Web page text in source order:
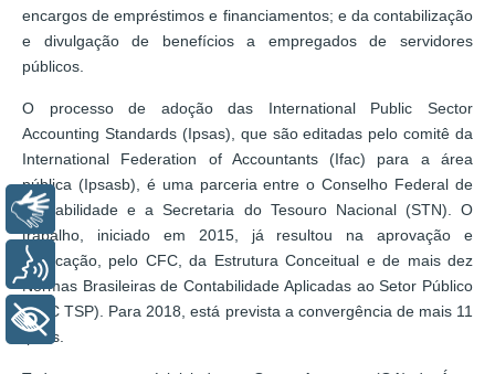
encargos de empréstimos e financiamentos; e da contabilização
e divulgação de benefícios a empregados de servidores
públicos.
O processo de adoção das International Public Sector
Accounting Standards (Ipsas), que são editadas pelo comitê da
International Federation of Accountants (Ifac) para a área
pública (Ipsasb), é uma parceria entre o Conselho Federal de
Contabilidade e a Secretaria do Tesouro Nacional (STN). O
trabalho, iniciado em 2015, já resultou na aprovação e
publicação, pelo CFC, da Estrutura Conceitual e de mais dez
Normas Brasileiras de Contabilidade Aplicadas ao Setor Público
(NBC TSP). Para 2018, está prevista a convergência de mais 11
Ipsas.
Libras
Voz
+ Acessibilidade